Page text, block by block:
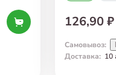
126,90 ₽
Самовывоз:
Доставка: 10